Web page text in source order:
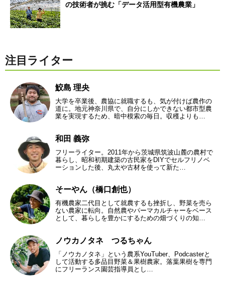
の技術者が挑む「データ活用型有機農業」
注目ライター
鮫島 理央
大学を卒業後、農協に就職するも、気が付けば農作の
道に。地元神奈川県で、自分にしかできない都市型農
業を実現するため、暗中模索の毎日。収穫よりも…
和田 義弥
フリーライター。2011年から茨城県筑波山麓の農村で
暮らし、昭和初期建築の古民家をDIYでセルフリノベ
ーションした後、丸太や古材を使って新た…
そーやん（橋口創也）
有機農家二代目として就農するも挫折し、野菜を売ら
ない農家に転向。自然農やパーマカルチャーをベース
として、暮らしを豊かにするための畑づくりの知…
ノウカノタネ つるちゃん
「ノウカノタネ」という農系YouTuber、Podcasterと
して活動する多品目野菜＆果樹農家。落葉果樹を専門
にフリーランス園芸指導員とし…